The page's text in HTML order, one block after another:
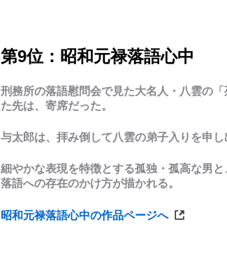
第9位：昭和元禄落語心中
刑務所の落語慰問会で見た大名人・八雲の
た先は、寄席だった。
与太郎は、拝み倒して八雲の弟子入りを申
細やかな表現を特徴とする孤独・孤高な男
落語への存在のかけ方が描かれる。
昭和元禄落語心中の作品ページへ